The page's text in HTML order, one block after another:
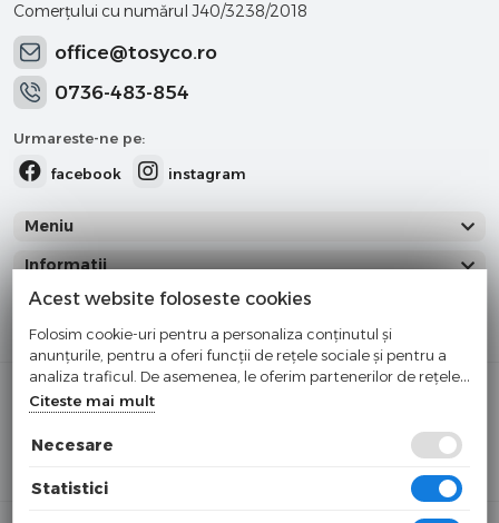
Comerţului cu numărul J40/3238/2018
office@tosyco.ro
0736-483-854
Urmareste-ne pe:
facebook
instagram
Meniu
Informatii
Categorii
Cumparati cu incredere
Checkout securizat de Netopia
×
Acest website foloseste cookies
Folosim cookie-uri pentru a personaliza conținutul și
anunțurile, pentru a oferi funcții de rețele sociale și pentru a
analiza traficul. De asemenea, le oferim partenerilor de rețele
sociale, de publicitate și de analize informații cu privire la
modul în care folosiți site-ul nostru. Aceștia le pot combina cu
alte informații oferite de dvs. sau culese în urma folosirii
Citeste mai mult
Necesare
Statistici